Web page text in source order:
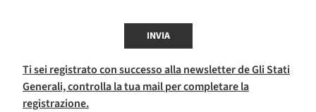
INVIA
Ti sei registrato con successo alla newsletter de Gli Stati
Generali, controlla la tua mail per completare la
registrazione.